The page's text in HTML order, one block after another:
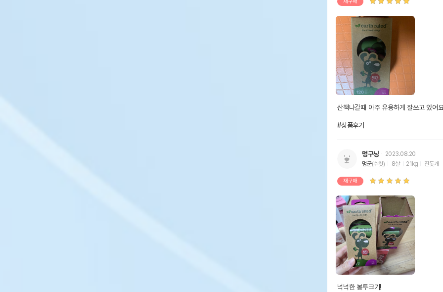
산책나갈때 아주 유용하게 잘쓰고 있어
#상품후기
멍구닝
2023.08.20
멍군(수컷) 8살 21kg 진돗개
재구매
넉넉한 봉투크기!